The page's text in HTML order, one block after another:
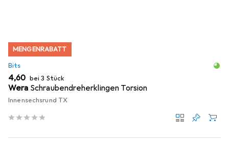
MENGENRABATT
Bits
EUR
4,60 bei 3 Stück
Wera Schraubendreherklingen Torsion
Innensechsrund TX